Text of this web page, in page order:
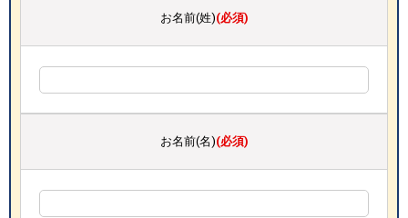
お名前(姓)(必須)
お名前(名)(必須)